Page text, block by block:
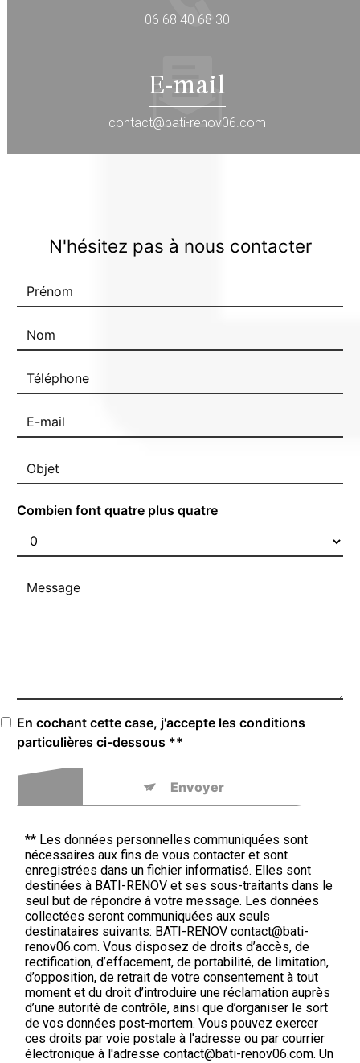
06 68 40 68 30
E-mail
contact@bati-renov06.com
N'hésitez pas à nous contacter
Combien font quatre plus quatre
En cochant cette case, j'accepte les conditions
particulières ci-dessous **
Envoyer
** Les données personnelles communiquées sont
nécessaires aux fins de vous contacter et sont
enregistrées dans un fichier informatisé. Elles sont
destinées à BATI-RENOV et ses sous-traitants dans le
seul but de répondre à votre message. Les données
collectées seront communiquées aux seuls
destinataires suivants: BATI-RENOV contact@bati-
renov06.com. Vous disposez de droits d’accès, de
rectification, d’effacement, de portabilité, de limitation,
d’opposition, de retrait de votre consentement à tout
moment et du droit d’introduire une réclamation auprès
d’une autorité de contrôle, ainsi que d’organiser le sort
de vos données post-mortem. Vous pouvez exercer
ces droits par voie postale à l'adresse ou par courrier
électronique à l'adresse contact@bati-renov06.com. Un